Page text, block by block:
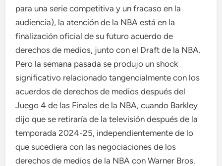
para una serie competitiva y un fracaso en la
audiencia), la atención de la NBA está en la
finalización oficial de su futuro acuerdo de
derechos de medios, junto con el Draft de la NBA.
Pero la semana pasada se produjo un shock
significativo relacionado tangencialmente con los
acuerdos de derechos de medios después del
Juego 4 de las Finales de la NBA, cuando Barkley
dijo que se retiraría de la televisión después de la
temporada 2024-25, independientemente de lo
que sucediera con las negociaciones de los
derechos de medios de la NBA con Warner Bros.